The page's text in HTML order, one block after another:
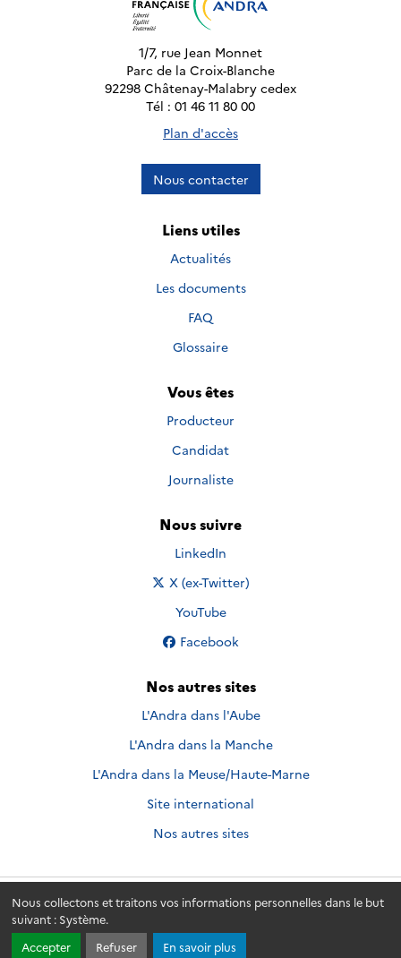
Nous collectons et traitons vos informations personnelles dans le but
suivant : Système.
Accepter
Refuser En savoir plus
1/7, rue Jean Monnet
Parc de la Croix-Blanche
92298 Châtenay-Malabry cedex
Tél : 01 46 11 80 00
Plan d'accès
Nous contacter
Liens utiles
Actualités
Les documents
FAQ
Glossaire
Vous êtes
Producteur
Candidat
Journaliste
Nous suivre
Nous suivre sur
LinkedIn
Nous suivre sur
X (ex-Twitter)
Nous suivre sur
YouTube
Nous suivre sur
Facebook
Nos autres sites
L'Andra dans l'Aube
L'Andra dans la Manche
L'Andra dans la Meuse/Haute-Marne
Site international
Nos autres sites
Andra.fr © 2026 - Andra. Tous droits réservés.